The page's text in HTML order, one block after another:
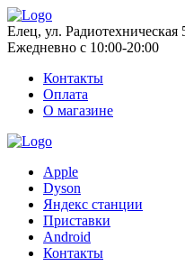
Елец, ул. Радиотехническая
Ежедневно с 10:00-20:00
Контакты
Оплата
О магазине
Apple
Dyson
Яндекс станции
Приставки
Android
Контакты